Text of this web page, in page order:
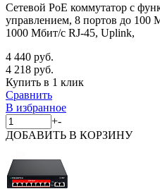
Сетевой PoE коммутатор с
управлением, 8 портов до 100
1000 Мбит/с RJ-45, Uplink,
4 440 руб.
4 218 руб.
Купить в 1 клик
Сравнить
В избранное
+-
ДОБАВИТЬ В КОРЗИНУ